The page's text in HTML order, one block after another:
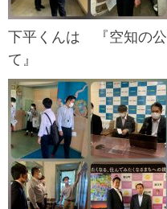
下平くんは 『空知の
て』